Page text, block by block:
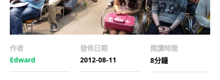
作者
Edward
發佈日期
2012-08-11
閱讀時間
8分鐘